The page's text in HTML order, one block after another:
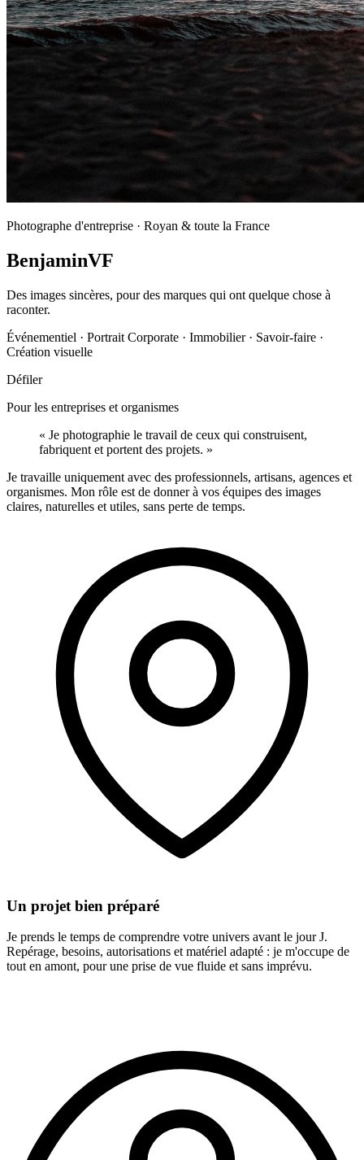
Photographe d'entreprise · Royan & toute la France
BenjaminVF
Des images sincères, pour des marques qui ont quelque chose à
raconter.
Événementiel · Portrait Corporate · Immobilier · Savoir-faire ·
Création visuelle
Défiler
Pour les entreprises et organismes
« Je photographie le travail de ceux qui construisent,
fabriquent et portent des projets. »
Je travaille uniquement avec des professionnels, artisans, agences et
organismes. Mon rôle est de donner à vos équipes des images
claires, naturelles et utiles, sans perte de temps.
Un projet bien préparé
Je prends le temps de comprendre votre univers avant le jour J.
Repérage, besoins, autorisations et matériel adapté : je m'occupe de
tout en amont, pour une prise de vue fluide et sans imprévu.